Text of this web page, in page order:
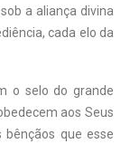
a aliança divina
cada elo da
o selo do grande
aos Seus
que esse